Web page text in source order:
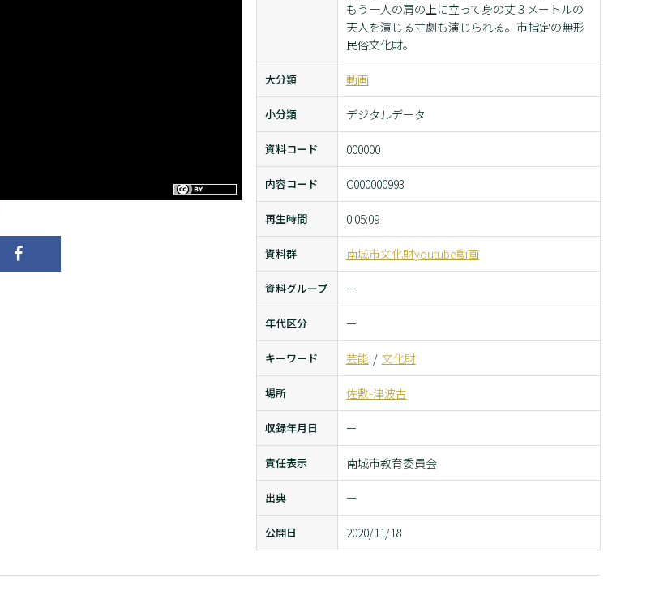
もう一人の肩の上に立って身の丈３メートルの
天人を演じる寸劇も演じられる。市指定の無形
民俗文化財。
大分類 動画
小分類 デジタルデータ
資料コード 000000
内容コード C000000993
再生時間 0:05:09
資料群 南城市文化財youtube動画
資料グループ ー
年代区分 ー
キーワード 芸能 文化財
場所 佐敷-津波古
収録年月日 ー
責任表示 南城市教育委員会
出典 ー
公開日 2020/11/18